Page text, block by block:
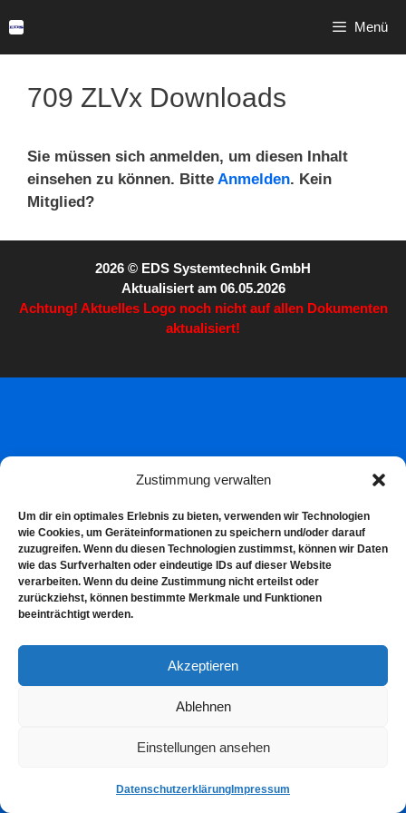
Zustimmung verwalten
Um dir ein optimales Erlebnis zu bieten, verwenden wir Technologien
wie Cookies, um Geräteinformationen zu speichern und/oder darauf
zuzugreifen. Wenn du diesen Technologien zustimmst, können wir Daten
wie das Surfverhalten oder eindeutige IDs auf dieser Website
verarbeiten. Wenn du deine Zustimmung nicht erteilst oder
zurückziehst, können bestimmte Merkmale und Funktionen
beeinträchtigt werden.
Akzeptieren
Ablehnen
Einstellungen ansehen
Datenschutzerklärung Impressum
Menü
709 ZLVx Downloads
Sie müssen sich anmelden, um diesen Inhalt
einsehen zu können. Bitte Anmelden. Kein
Mitglied?
2026 © EDS Systemtechnik GmbH
Aktualisiert am 06.05.2026
Achtung! Aktuelles Logo noch nicht auf allen Dokumenten
aktualisiert!